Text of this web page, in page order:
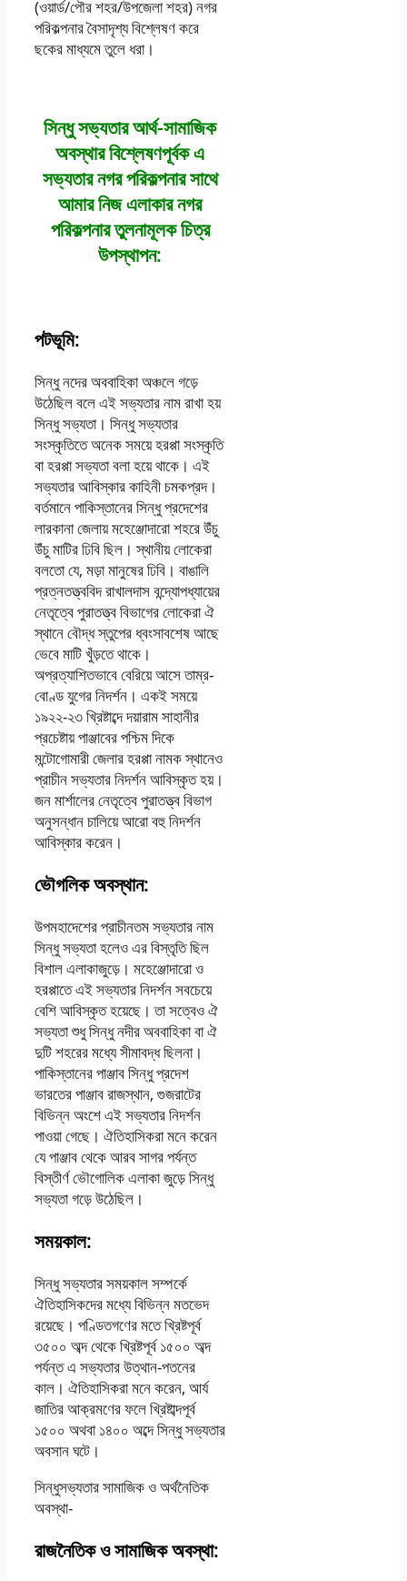
(ওয়ার্ড/পৌর শহর/উপজেলা শহর) নগর
পরিকল্পনার বৈসাদৃশ্য বিশ্লেষণ করে
ছকের মাধ্যমে তুলে ধরা।
সিন্ধু সভ্যতার আর্থ-সামাজিক
অবস্থার বিশ্লেষণপূর্বক এ
সভ্যতার নগর পরিকল্পনার সাথে
আমার নিজ এলাকার নগর
পরিকল্পনার তুলনামূলক চিত্র
উপস্থাপন:
পটভূমি:
সিন্ধু নদের অববাহিকা অঞ্চলে গড়ে
উঠেছিল বলে এই সভ্যতার নাম রাখা হয়
সিন্ধু সভ্যতা। সিন্ধু সভ্যতার
সংস্কৃতিতে অনেক সময়ে হরপ্পা সংস্কৃতি
বা হরপ্পা সভ্যতা বলা হয়ে থাকে। এই
সভ্যতার আবিস্কার কাহিনী চমকপ্রদ।
বর্তমানে পাকিস্তানের সিন্ধু প্রদেশের
লারকানা জেলায় মহেঞ্জোদারাে শহরে উঁচু
উঁচু মাটির ঢিবি ছিল। স্থানীয় লােকেরা
বলতাে যে, মড়া মানুষের ঢিবি। বাঙালি
প্রত্নতত্ত্ববিদ রাখালদাস বন্দ্যোপধ্যায়ের
নেতৃত্বে পুরাতত্ত্ব বিভাগের লােকেরা ঐ
স্থানে বৌদ্ধ স্তুপের ধ্বংসাবশেষ আছে
ভেবে মাটি খুঁড়তে থাকে।
অপ্রত্যাশিতভাবে বেরিয়ে আসে তাম্র-
বােণ্ড যুগের নিদর্শন। একই সময়ে
১৯২২-২৩ খ্রিষ্টাব্দে দয়ারাম সাহানীর
প্রচেষ্টায় পাঞ্জাবের পশ্চিম দিকে
মন্টোগােমারী জেলার হরপ্পা নামক স্থানেও
প্রাচীন সভ্যতার নিদর্শন আবিস্কৃত হয়।
জন মার্শালের নেতৃত্বে পুরাতত্ত্ব বিভাগ
অনুসন্ধান চালিয়ে আরাে বহু নিদর্শন
আবিস্কার করেন।
ভৌগলিক অবস্থান:
উপমহাদেশের প্রাচীনতম সভ্যতার নাম
সিন্ধু সভ্যতা হলেও এর বিস্তৃতি ছিল
বিশাল এলাকাজুড়ে। মহেঞ্জোদারাে ও
হরপ্পাতে এই সভ্যতার নিদর্শন সবচেয়ে
বেশি আবিস্কৃত হয়েছে। তা সত্বেও ঐ
সভ্যতা শুধু সিন্ধু নদীর অববাহিকা বা ঐ
দুটি শহরের মধ্যে সীমাবদ্ধ ছিলনা।
পাকিস্তানের পাঞ্জাব সিন্ধু প্রদেশ
ভারতের পাঞ্জাব রাজস্থান, গুজরাটের
বিভিন্ন অংশে এই সভ্যতার নিদর্শন
পাওয়া গেছে। ঐতিহাসিকরা মনে করেন
যে পাঞ্জাব থেকে আরব সাগর পর্যন্ত
বিস্তীর্ণ ভৌগােলিক এলাকা জুড়ে সিন্ধু
সভ্যতা গড়ে উঠেছিল।
সময়কাল:
সিন্ধু সভ্যতার সময়কাল সম্পর্কে
ঐতিহাসিকদের মধ্যে বিভিন্ন মতভেদ
রয়েছে। পণ্ডিতগণের মতে খ্রিষ্টপূর্ব
৩৫০০ অব্দ থেকে খ্রিষ্টপূর্ব ১৫০০ অব্দ
পর্যন্ত এ সভ্যতার উত্থান-পতনের
কাল। ঐতিহাসিকরা মনে করেন, আর্য
জাতির আক্রমণের ফলে খ্রিষ্টাব্দপূর্ব
১৫০০ অথবা ১৪০০ অব্দে সিন্ধু সভ্যতার
অবসান ঘটে।
সিন্ধুসভ্যতার সামাজিক ও অর্থনৈতিক
অবস্থা-
রাজনৈতিক ও সামাজিক অবস্থা: